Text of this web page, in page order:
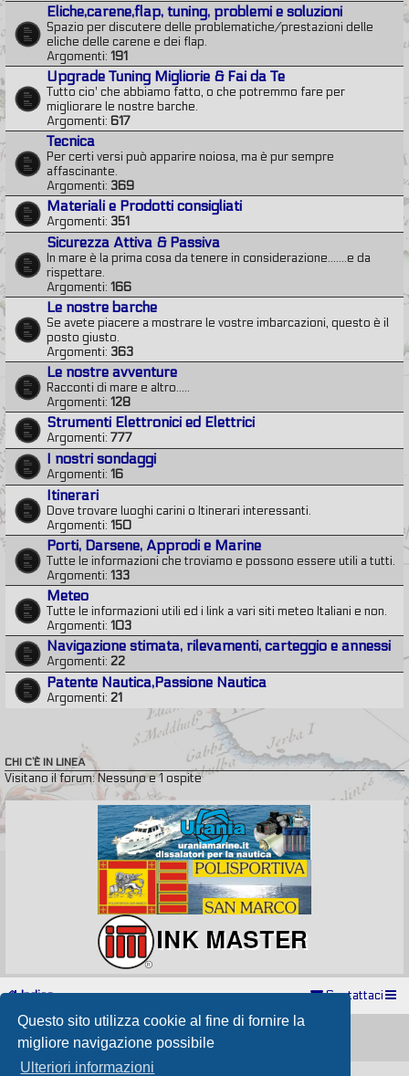
Questo sito utilizza cookie al fine di fornire la
migliore navigazione possibile
Ulteriori informazioni
Eliche,carene,flap, tuning, problemi e soluzioni
Spazio per discutere delle problematiche/prestazioni delle
eliche delle carene e dei flap.
Argomenti: 191
Upgrade Tuning Migliorie & Fai da Te
Tutto cio' che abbiamo fatto, o che potremmo fare per
migliorare le nostre barche.
Argomenti: 617
Tecnica
Per certi versi può apparire noiosa, ma è pur sempre
affascinante.
Argomenti: 369
Materiali e Prodotti consigliati
Argomenti: 351
Sicurezza Attiva & Passiva
In mare è la prima cosa da tenere in considerazione.......e da
rispettare.
Argomenti: 166
Le nostre barche
Se avete piacere a mostrare le vostre imbarcazioni, questo è il
posto giusto.
Argomenti: 363
Le nostre avventure
Racconti di mare e altro.....
Argomenti: 128
Strumenti Elettronici ed Elettrici
Argomenti: 777
I nostri sondaggi
Argomenti: 16
Itinerari
Dove trovare luoghi carini o Itinerari interessanti.
Argomenti: 150
Porti, Darsene, Approdi e Marine
Tutte le informazioni che troviamo e possono essere utili a tutti.
Argomenti: 133
Meteo
Tutte le informazioni utili ed i link a vari siti meteo Italiani e non.
Argomenti: 103
Navigazione stimata, rilevamenti, carteggio e annessi
Argomenti: 22
Patente Nautica,Passione Nautica
Argomenti: 21
CHI C’È IN LINEA
Visitano il forum: Nessuno e 1 ospite
Indice Contattaci
Powered byphpBB® Forum Software © phpBB Limited
Passione Nutica 2017 style created by
Traduzione Italiana